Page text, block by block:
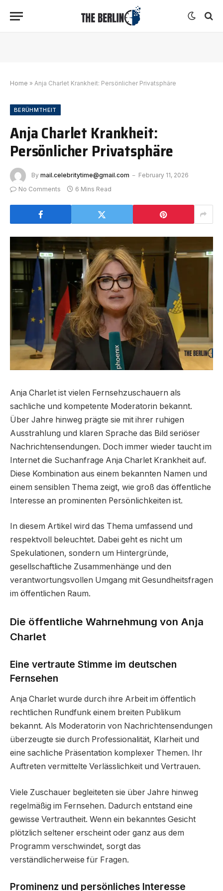
Home » Anja Charlet Krankheit: Persönlicher Privatsphäre
BERÜHMTHEIT
Anja Charlet Krankheit:
Persönlicher Privatsphäre
By mail.celebritytime@gmail.com
February 11, 2026
No Comments
6 Mins Read
Anja Charlet ist vielen Fernsehzuschauern als
sachliche und kompetente Moderatorin bekannt.
Über Jahre hinweg prägte sie mit ihrer ruhigen
Ausstrahlung und klaren Sprache das Bild seriöser
Nachrichtensendungen. Doch immer wieder taucht im
Internet die Suchanfrage Anja Charlet Krankheit auf.
Diese Kombination aus einem bekannten Namen und
einem sensiblen Thema zeigt, wie groß das öffentliche
Interesse an prominenten Persönlichkeiten ist.
In diesem Artikel wird das Thema umfassend und
respektvoll beleuchtet. Dabei geht es nicht um
Spekulationen, sondern um Hintergründe,
gesellschaftliche Zusammenhänge und den
verantwortungsvollen Umgang mit Gesundheitsfragen
im öffentlichen Raum.
Die öffentliche Wahrnehmung von Anja
Charlet
Eine vertraute Stimme im deutschen
Fernsehen
Anja Charlet wurde durch ihre Arbeit im öffentlich
rechtlichen Rundfunk einem breiten Publikum
bekannt. Als Moderatorin von Nachrichtensendungen
überzeugte sie durch Professionalität, Klarheit und
eine sachliche Präsentation komplexer Themen. Ihr
Auftreten vermittelte Verlässlichkeit und Vertrauen.
Viele Zuschauer begleiteten sie über Jahre hinweg
regelmäßig im Fernsehen. Dadurch entstand eine
gewisse Vertrautheit. Wenn ein bekanntes Gesicht
plötzlich seltener erscheint oder ganz aus dem
Programm verschwindet, sorgt das
verständlicherweise für Fragen.
Prominenz und persönliches Interesse